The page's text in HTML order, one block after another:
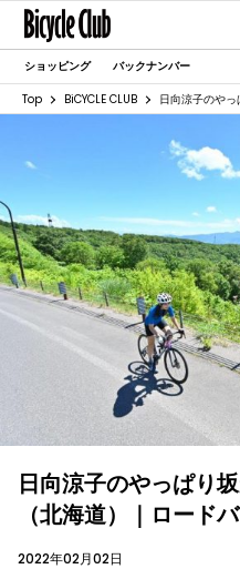
ショッピング バックナンバー
Top BiCYCLE CLUB 日向涼子のや
日向涼子のやっぱり
（北海道）｜ロード
2022年02月02日